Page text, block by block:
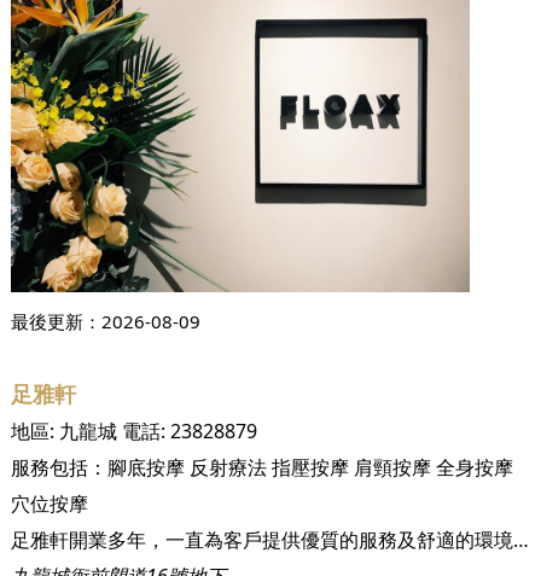
最後更新： 2026-08-09
足雅軒
地區: 九龍城電話: 23828879
服務包括： 腳底按摩反射療法指壓按摩肩頸按摩全身按摩
穴位按摩
足雅軒開業多年，一直為客戶提供優質的服務及舒適的環境，因此吸引不少具消費力的中產人士光顧。在假日，也有不少情侶及一家大小到該店按摩，舒緩平日身心的疲勞和緊張。 該店共有兩層，地方過千呎，可提供十多人同時進行按摩。技師均具有豐富經驗，該店更引入從美國而來的自然療法及能量治療等特別治療，滿足客人的不同需要